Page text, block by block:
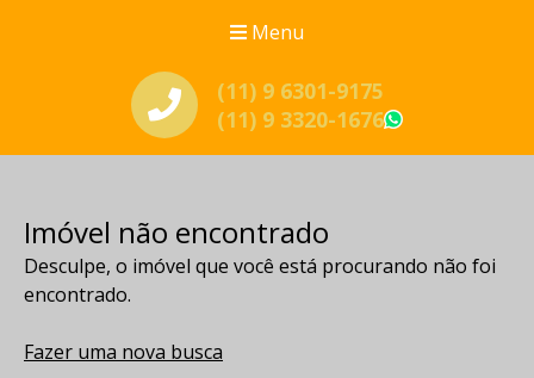
Menu
(11) 9 6301-9175
(11) 9 3320-1676
Imóvel não encontrado
Desculpe, o imóvel que você está procurando não foi
encontrado.
Fazer uma nova busca